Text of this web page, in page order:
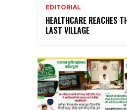
EDITORIAL
HEALTHCARE REACHES
LAST VILLAGE